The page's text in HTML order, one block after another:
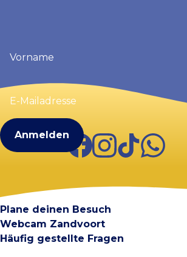
(erforderlich)
E-
Mailadresse
FacebookInstagram
TikTokWhatsApp
Plane deinen Besuch
Webcam Zandvoort
Häufig gestellte Fragen